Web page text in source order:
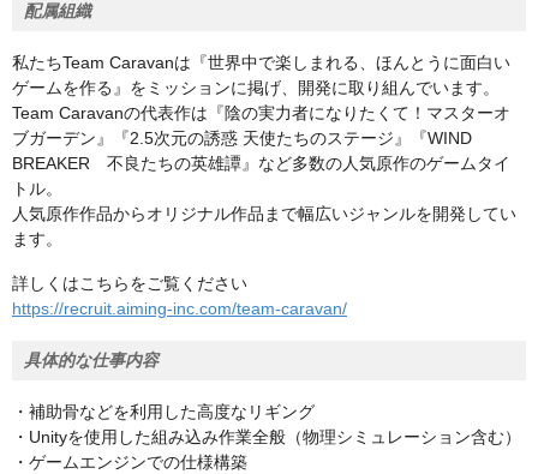
配属組織
私たちTeam Caravanは『世界中で楽しまれる、ほんとうに面白い
ゲームを作る』をミッションに掲げ、開発に取り組んでいます。
Team Caravanの代表作は『陰の実力者になりたくて！マスターオ
ブガーデン』『2.5次元の誘惑 天使たちのステージ』『WIND
BREAKER 不良たちの英雄譚』など多数の人気原作のゲームタイ
トル。
人気原作作品からオリジナル作品まで幅広いジャンルを開発してい
ます。
詳しくはこちらをご覧ください
https://recruit.aiming-inc.com/team-caravan/
具体的な仕事内容
・補助骨などを利用した高度なリギング
・Unityを使用した組み込み作業全般（物理シミュレーション含む）
・ゲームエンジンでの仕様構築